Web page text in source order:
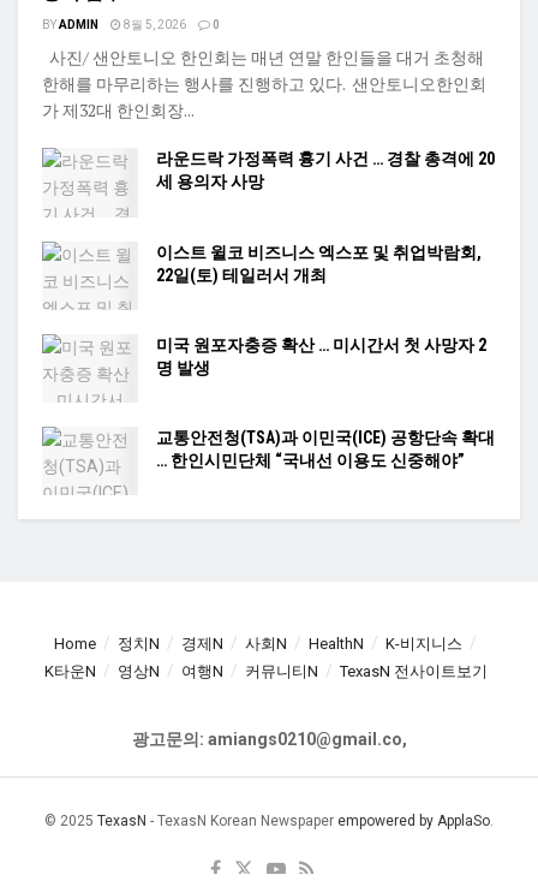
BYADMIN 8월 5, 2026 0
사진/ 샌안토니오 한인회는 매년 연말 한인들을 대거 초청해
한해를 마무리하는 행사를 진행하고 있다. 샌안토니오한인회
가 제32대 한인회장...
라운드락 가정폭력 흉기 사건 … 경찰 총격에 20
세 용의자 사망
이스트 윌코 비즈니스 엑스포 및 취업박람회,
22일(토) 테일러서 개최
미국 원포자충증 확산 … 미시간서 첫 사망자 2
명 발생
교통안전청(TSA)과 이민국(ICE) 공항단속 확대
… 한인시민단체 “국내선 이용도 신중해야”
Home 정치N 경제N 사회N HealthN
K-비지니스
K타운N
영상N 여행N 커뮤니티N TexasN 전사이트보기
광고문의: amiangs0210@gmail.co,
© 2025 TexasN - TexasN Korean Newspaper empowered by ApplaSo.